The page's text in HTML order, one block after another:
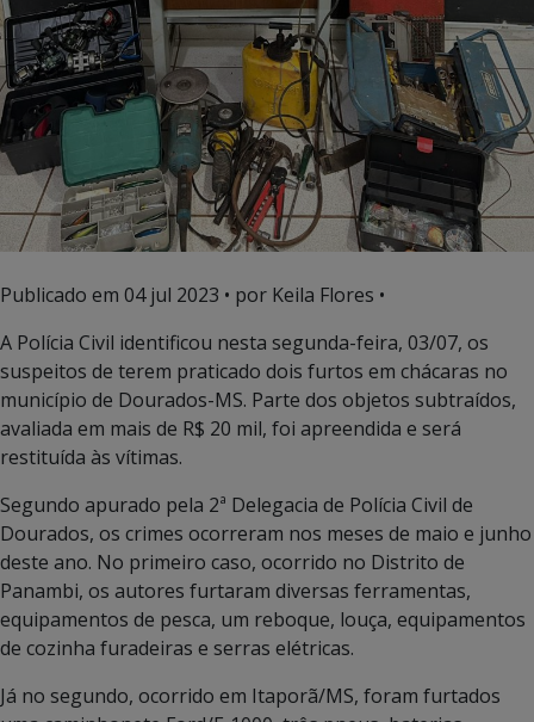
Publicado em 04 jul 2023 • por Keila Flores •
A Polícia Civil identificou nesta segunda-feira, 03/07, os
suspeitos de terem praticado dois furtos em chácaras no
município de Dourados-MS. Parte dos objetos subtraídos,
avaliada em mais de R$ 20 mil, foi apreendida e será
restituída às vítimas.
Segundo apurado pela 2ª Delegacia de Polícia Civil de
Dourados, os crimes ocorreram nos meses de maio e junho
deste ano. No primeiro caso, ocorrido no Distrito de
Panambi, os autores furtaram diversas ferramentas,
equipamentos de pesca, um reboque, louça, equipamentos
de cozinha furadeiras e serras elétricas.
Já no segundo, ocorrido em Itaporã/MS, foram furtados